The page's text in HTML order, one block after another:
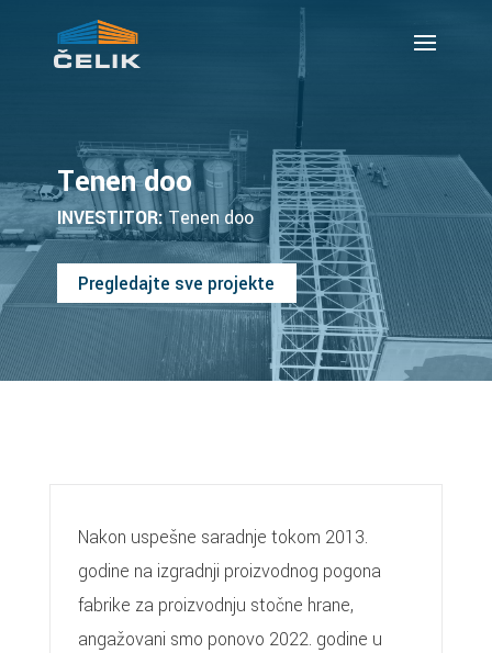
Tenen doo
INVESTITOR:Tenen doo
Pregledajte sve projekte
Nakon uspešne saradnje tokom 2013.
godine na izgradnji proizvodnog pogona
fabrike za proizvodnju stočne hrane,
angažovani smo ponovo 2022. godine u